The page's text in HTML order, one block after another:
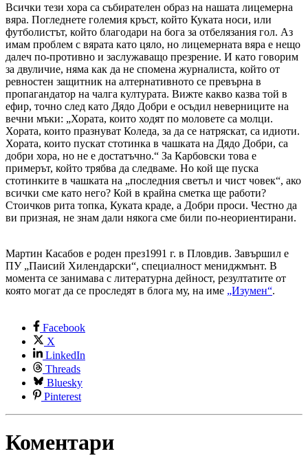
Всички тези хора са събирателен образ на нашата лицемерна
вяра. Погледнете големия кръст, който Куката носи, или
футболистът, който благодари на бога за отбелязания гол. Аз
имам проблем с вярата като цяло, но лицемерната вяра е нещо
далеч по-противно и заслужаващо презрение. И като говорим
за двуличие, няма как да не спомена журналиста, който от
ревностен защитник на алтернативното се превърна в
пропагандатор на чалга културата. Вижте какво казва той в
ефир, точно след като Дядо Добри е осъдил неверниците на
вечни мъки: „Хората, които ходят по моловете са молци.
Хората, които празнуват Коледа, за да се натряскат, са идиоти.
Хората, които пускат стотинка в чашката на Дядо Добри, са
добри хора, но не е достатъчно.“ За Карбовски това е
примерът, който трябва да следваме. Но кой ще пуска
стотинките в чашката на „последния светъл и чист човек“, ако
всички сме като него? Кой в крайна сметка ще работи?
Стоичков рита топка, Куката краде, а Добри проси. Честно да
ви призная, не знам дали някога сме били по-неориентирани.
Мартин Касабов е роден през1991 г. в Пловдив. Завършил е
ПУ „Паисий Хилендарски“, специалност мениджмънт. В
момента се занимава с литературна дейност, резултатите от
която могат да се проследят в блога му, на име „Изумен“.
Facebook
X
LinkedIn
Threads
Bluesky
Pinterest
Коментари